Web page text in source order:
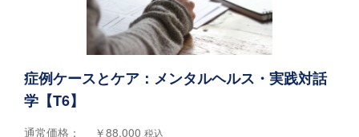
症例ケースとケア：メンタルヘルス・実践対話
学【T6】
通常価格： ￥88,000税込